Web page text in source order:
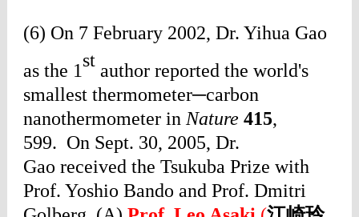
(6) On 7 February 2002, Dr. Yihua Gao
as the 1st author reported the world's
smallest thermometer─carbon
nanothermometer in Nature 415,
599. On Sept. 30, 2005, Dr.
Gao received the Tsukuba Prize with
Prof. Yoshio Bando and Prof. Dmitri